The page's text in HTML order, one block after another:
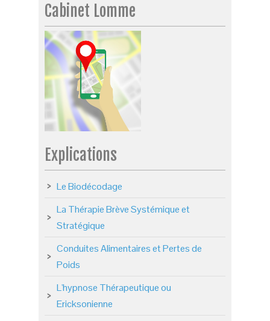
Cabinet Lomme
Explications
Le Biodécodage
La Thérapie Brève Systémique et
Stratégique
Conduites Alimentaires et Pertes de
Poids
L'hypnose Thérapeutique ou
Ericksonienne